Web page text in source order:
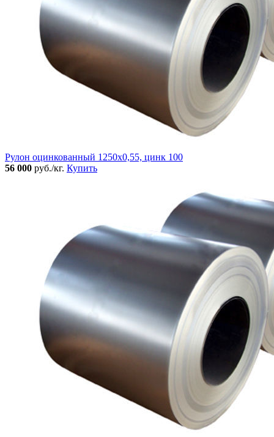
Рулон оцинкованный 1250х0,55, цинк 100
56 000 руб./кг. Купить